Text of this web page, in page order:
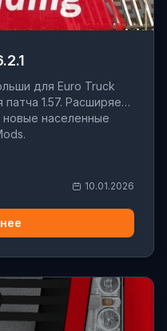
для Euro Truck
патча 1.57. Расширяет
населенные
10.01.2026